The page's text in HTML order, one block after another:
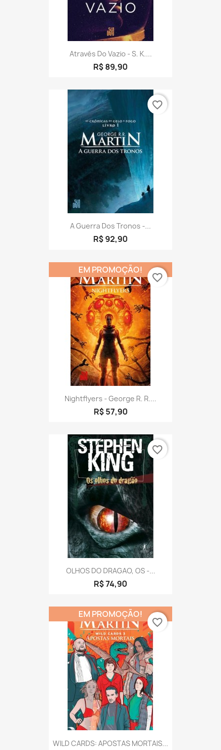
Através Do Vazio - S. K....
R$ 89,90
A Guerra Dos Tronos -...
R$ 92,90
favorite_border
Nightflyers - George R. R....
R$ 57,90
EM PROMOÇÃO!
favorite_border
OLHOS DO DRAGAO, OS -...
R$ 74,90
favorite_border
WILD CARDS: APOSTAS MORTAIS...
EM PROMOÇÃO!
favorite_border